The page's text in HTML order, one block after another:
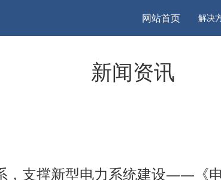
网站首页 解决
新闻资讯
，支撑新型电力系统建设——《